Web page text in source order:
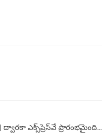
| ద్వారకా ఎక్స్‌ప్రెస్‌వే ప్రారంభమైంది…